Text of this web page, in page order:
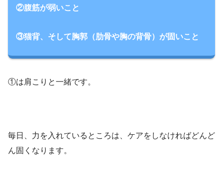
②腹筋が弱いこと
③猫背、そして胸郭（肋骨や胸の背骨）が固いこと
①は肩こりと一緒です。
毎日、力を入れているところは、ケアをしなければどんど
ん固くなります。